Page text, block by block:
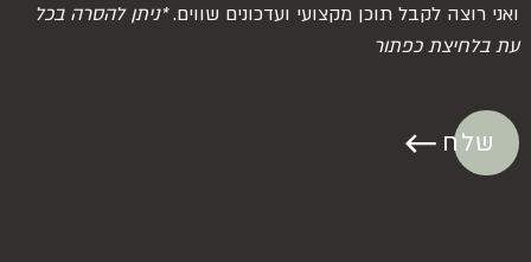
ואני רוצה לקבל תוכן מקצועי ועדכונים שווים.*ניתן להסרה בכל
עת בלחיצת כפתור
שלח